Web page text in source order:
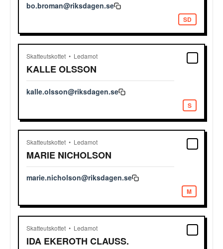
SD
bo.broman@riksdagen.se
Skatteutskottet Ledamot
KALLEOLSSON
S
kalle.olsson@riksdagen.se
Skatteutskottet Ledamot
MARIE NICHOLSON
M
marie.nicholson@riksdagen.se
Skatteutskottet Ledamot
IDA EKEROTH CLAUSS.